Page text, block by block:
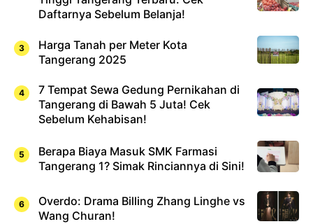
Daftarnya Sebelum Belanja!
Harga Tanah per Meter Kota
Tangerang 2025
7 Tempat Sewa Gedung Pernikahan di
Tangerang di Bawah 5 Juta! Cek
Sebelum Kehabisan!
Berapa Biaya Masuk SMK Farmasi
Tangerang 1? Simak Rinciannya di Sini!
Overdo: Drama Billing Zhang Linghe vs
Wang Churan!